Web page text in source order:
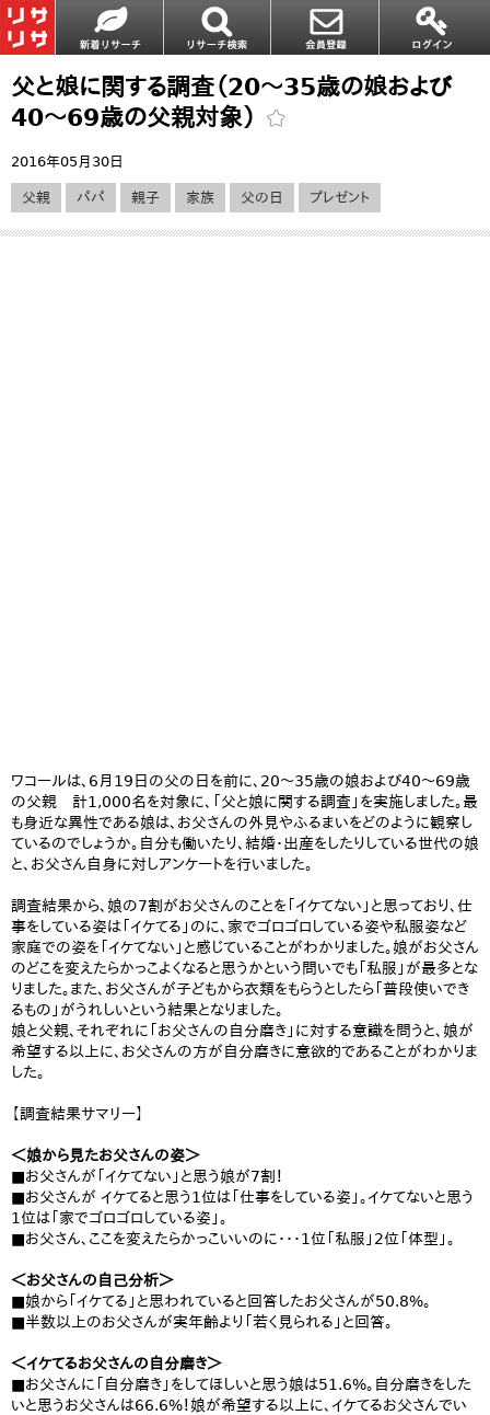
父と娘に関する調査（20～35歳の娘および
40～69歳の父親対象）
2016年05月30日
父親 パパ 親子 家族 父の日 プレゼント
ワコールは、6月19日の父の日を前に、20～35歳の娘および40～69歳
の父親 計1,000名を対象に、「父と娘に関する調査」を実施しました。最
も身近な異性である娘は、お父さんの外見やふるまいをどのように観察し
ているのでしょうか。自分も働いたり、結婚・出産をしたりしている世代の娘
と、お父さん自身に対しアンケートを行いました。
調査結果から、娘の7割がお父さんのことを「イケてない」と思っており、仕
事をしている姿は「イケてる」のに、家でゴロゴロしている姿や私服姿など
家庭での姿を「イケてない」と感じていることがわかりました。娘がお父さん
のどこを変えたらかっこよくなると思うかという問いでも「私服」が最多とな
りました。また、お父さんが子どもから衣類をもらうとしたら「普段使いでき
るもの」がうれしいという結果となりました。
娘と父親、それぞれに「お父さんの自分磨き」に対する意識を問うと、娘が
希望する以上に、お父さんの方が自分磨きに意欲的であることがわかりま
した。
【調査結果サマリー】
＜娘から見たお父さんの姿＞
■お父さんが「イケてない」と思う娘が7割！
■お父さんが イケてると思う1位は「仕事をしている姿」。イケてないと思う
1位は「家でゴロゴロしている姿」。
■お父さん、ここを変えたらかっこいいのに・・・1位「私服」2位「体型」。
＜お父さんの自己分析＞
■娘から「イケてる」と思われていると回答したお父さんが50.8%。
■半数以上のお父さんが実年齢より「若く見られる」と回答。
＜イケてるお父さんの自分磨き＞
■お父さんに「自分磨き」をしてほしいと思う娘は51.6%。自分磨きをした
いと思うお父さんは66.6%！娘が希望する以上に、イケてるお父さんでい